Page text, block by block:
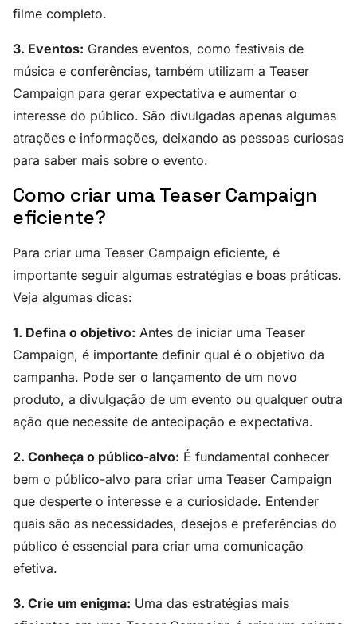
filme completo.
3. Eventos: Grandes eventos, como festivais de
música e conferências, também utilizam a Teaser
Campaign para gerar expectativa e aumentar o
interesse do público. São divulgadas apenas algumas
atrações e informações, deixando as pessoas curiosas
para saber mais sobre o evento.
Como criar uma Teaser Campaign
eficiente?
Para criar uma Teaser Campaign eficiente, é
importante seguir algumas estratégias e boas práticas.
Veja algumas dicas:
1. Defina o objetivo: Antes de iniciar uma Teaser
Campaign, é importante definir qual é o objetivo da
campanha. Pode ser o lançamento de um novo
produto, a divulgação de um evento ou qualquer outra
ação que necessite de antecipação e expectativa.
2. Conheça o público-alvo: É fundamental conhecer
bem o público-alvo para criar uma Teaser Campaign
que desperte o interesse e a curiosidade. Entender
quais são as necessidades, desejos e preferências do
público é essencial para criar uma comunicação
efetiva.
3. Crie um enigma: Uma das estratégias mais